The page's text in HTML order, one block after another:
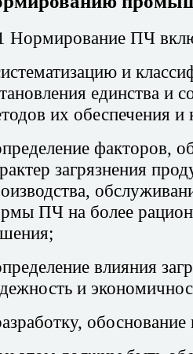
Нормирование ПЧ
и
единства и
их обеспечения и
факторов,
загрязнения
ПЧ на более
влияния
и